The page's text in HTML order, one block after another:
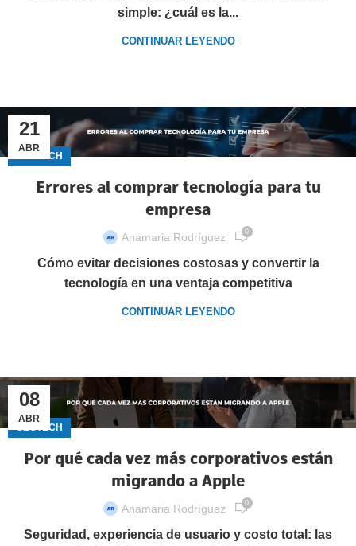
simple: ¿cuál es la...
CONTINUAR LEYENDO
21
ABR
GECTECH
Errores al comprar tecnología para tu
empresa
Anamaria Rodríguez 0
Cómo evitar decisiones costosas y convertir la
tecnología en una ventaja competitiva
CONTINUAR LEYENDO
08
ABR
GECTECH
Por qué cada vez más corporativos están
migrando a Apple
Anamaria Rodríguez 0
Seguridad, experiencia de usuario y costo total: las